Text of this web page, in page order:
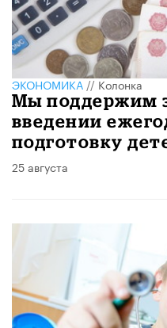
ЭКОНОМИКА//Колонка
Мы поддержим
введении
подготовку
25 августа